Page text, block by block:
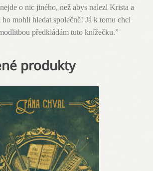
o nic jiného, než abys nalezl Krista a
mohli hledat společně! Já k tomu chci
předkládám tuto knížečku.”
produkty